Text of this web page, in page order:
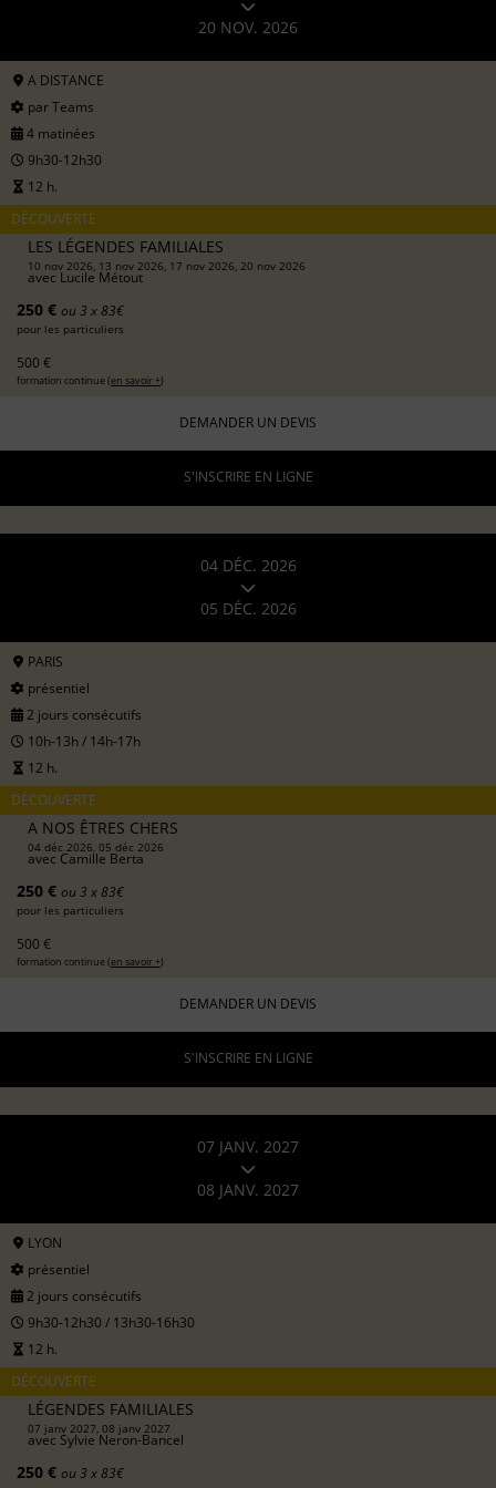
20 NOV. 2026
A DISTANCE
par Teams
4 matinées
9h30-12h30
12 h.
DÉCOUVERTE
LES LÉGENDES FAMILIALES
10 nov 2026, 13 nov 2026, 17 nov 2026, 20 nov 2026
avec Lucile Métout
250 € ou 3 x 83€
pour les particuliers
500 €
formation continue (en savoir +)
DEMANDER UN DEVIS
S'INSCRIRE EN LIGNE
04 DÉC. 2026
05 DÉC. 2026
PARIS
présentiel
2 jours consécutifs
10h-13h / 14h-17h
12 h.
DÉCOUVERTE
A NOS ÊTRES CHERS
04 déc 2026, 05 déc 2026
avec Camille Berta
250 € ou 3 x 83€
pour les particuliers
500 €
formation continue (en savoir +)
DEMANDER UN DEVIS
S'INSCRIRE EN LIGNE
07 JANV. 2027
08 JANV. 2027
LYON
présentiel
2 jours consécutifs
9h30-12h30 / 13h30-16h30
12 h.
DÉCOUVERTE
LÉGENDES FAMILIALES
07 janv 2027, 08 janv 2027
avec Sylvie Neron-Bancel
250 € ou 3 x 83€